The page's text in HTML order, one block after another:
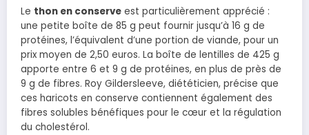
Le thon en conserve est particulièrement apprécié :
une petite boîte de 85 g peut fournir jusqu’à 16 g de
protéines, l’équivalent d’une portion de viande, pour un
prix moyen de 2,50 euros. La boîte de lentilles de 425 g
apporte entre 6 et 9 g de protéines, en plus de près de
9 g de fibres. Roy Gildersleeve, diététicien, précise que
ces haricots en conserve contiennent également des
fibres solubles bénéfiques pour le cœur et la régulation
du cholestérol.